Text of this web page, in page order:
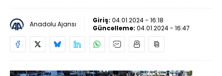
Anadolu Ajansı Giriş: 04.01.2024 - 16:18
Güncelleme: 04.01.2024 - 16:47